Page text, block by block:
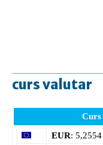
curs valutar
Curs
EUR: